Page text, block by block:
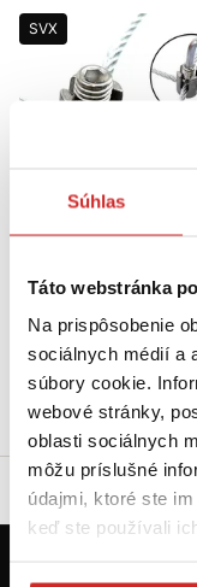
Súhlas
Táto webstránka
Na prispôsobenie
sociálnych médií a
súbory cookie.
webové stránky,
oblasti sociálnych
môžu príslušné
údajmi, ktoré ste
keď ste používali
SVX
krížová M12x6 DIN
3,52 €
Skladom 267 ks
Do košíka